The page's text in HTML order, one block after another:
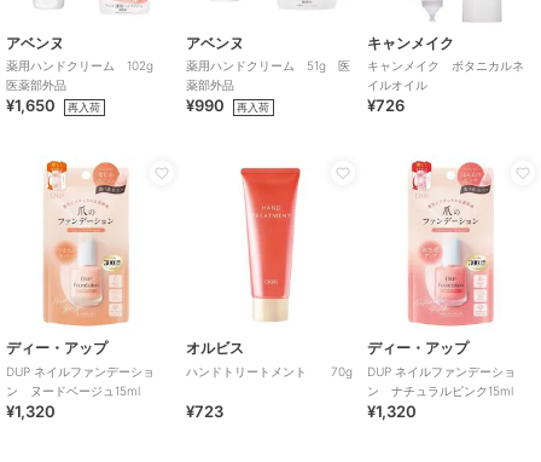
アベンヌ
薬用ハンドクリーム 102g
医薬部外品
¥1,650 再入荷
アベンヌ
薬用ハンドクリーム 51g 医
薬部外品
¥990 再入荷
キャンメイク
キャンメイク ボタニカルネ
イルオイル
¥726
ディー・アップ
DUP ネイルファンデーショ
ン ヌードベージュ15ml
¥1,320
オルビス
ハンドトリートメント 70g
¥723
ディー・アップ
DUP ネイルファンデーショ
ン ナチュラルピンク15ml
¥1,320